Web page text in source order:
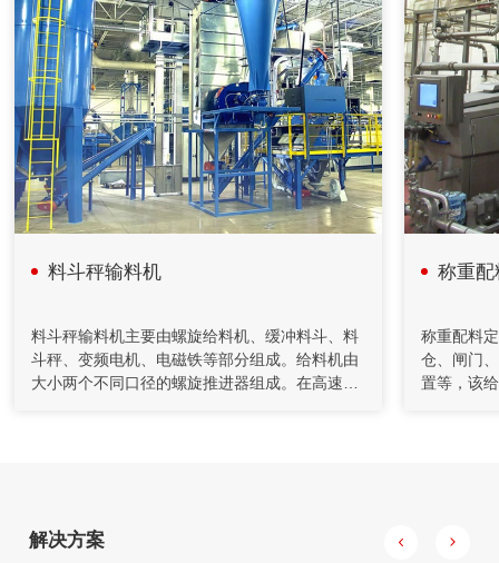
2020年08月18日
计算机在减重法施胶配料系统中的应用
在人造板减重法施胶计量监控过程中，采用计算机技术和PID
控制方法，完成系统的组态、设计、控制、管理等功能。配料
系统把单位时间内物料的前后重量差值转变为瞬时流量信号，
以该信号参与流量调节控制并进行物料累计积算管理。具有测
量精度高，重复性好，控制稳定等特点。在对施胶系统改造中
2020年04月26日
充填机通过螺旋给料机和计量装置送至搅拌桶，通过调节给料
机的转速来控制下料量。水管上装有流量计对水量进行计量，
料斗秤输料机
料斗秤输料机主要由螺旋给料机、缓冲料斗、料
斗秤、变频电机、电磁铁等部分组成。给料机由
大小两个不同口径的螺旋推进器组成。在高速装
称重
称重配料
仓、闸门
置等，该
解决方案